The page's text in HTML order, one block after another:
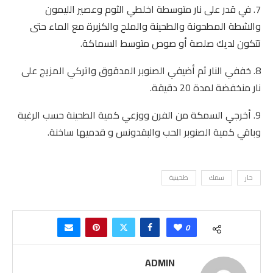
7. في قدر على نار متوسطة اخلطي الثوم وعصير الليمون
والشطة المطحونة والطحينة والملح والكزبرة مع الماء حتى
تتكون لديك صلصة أو صوص متوسط السماكة.
8. خففي النار ثم أضيفي الصنوبر المدقوق واتركي المزيج على
نار منخفضة لمدة 20 دقيقة.
9. أخرجي السمكة من الفرن ووزعي كمية الطحينة حسب الرغبة
وباقي كمية الصنوبر الحب والبقدونس و قدميها ساخنة.
حار سمك طحينية
0
ADMIN